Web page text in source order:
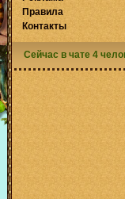
Правила
Контакты
Сейчас в чате 4